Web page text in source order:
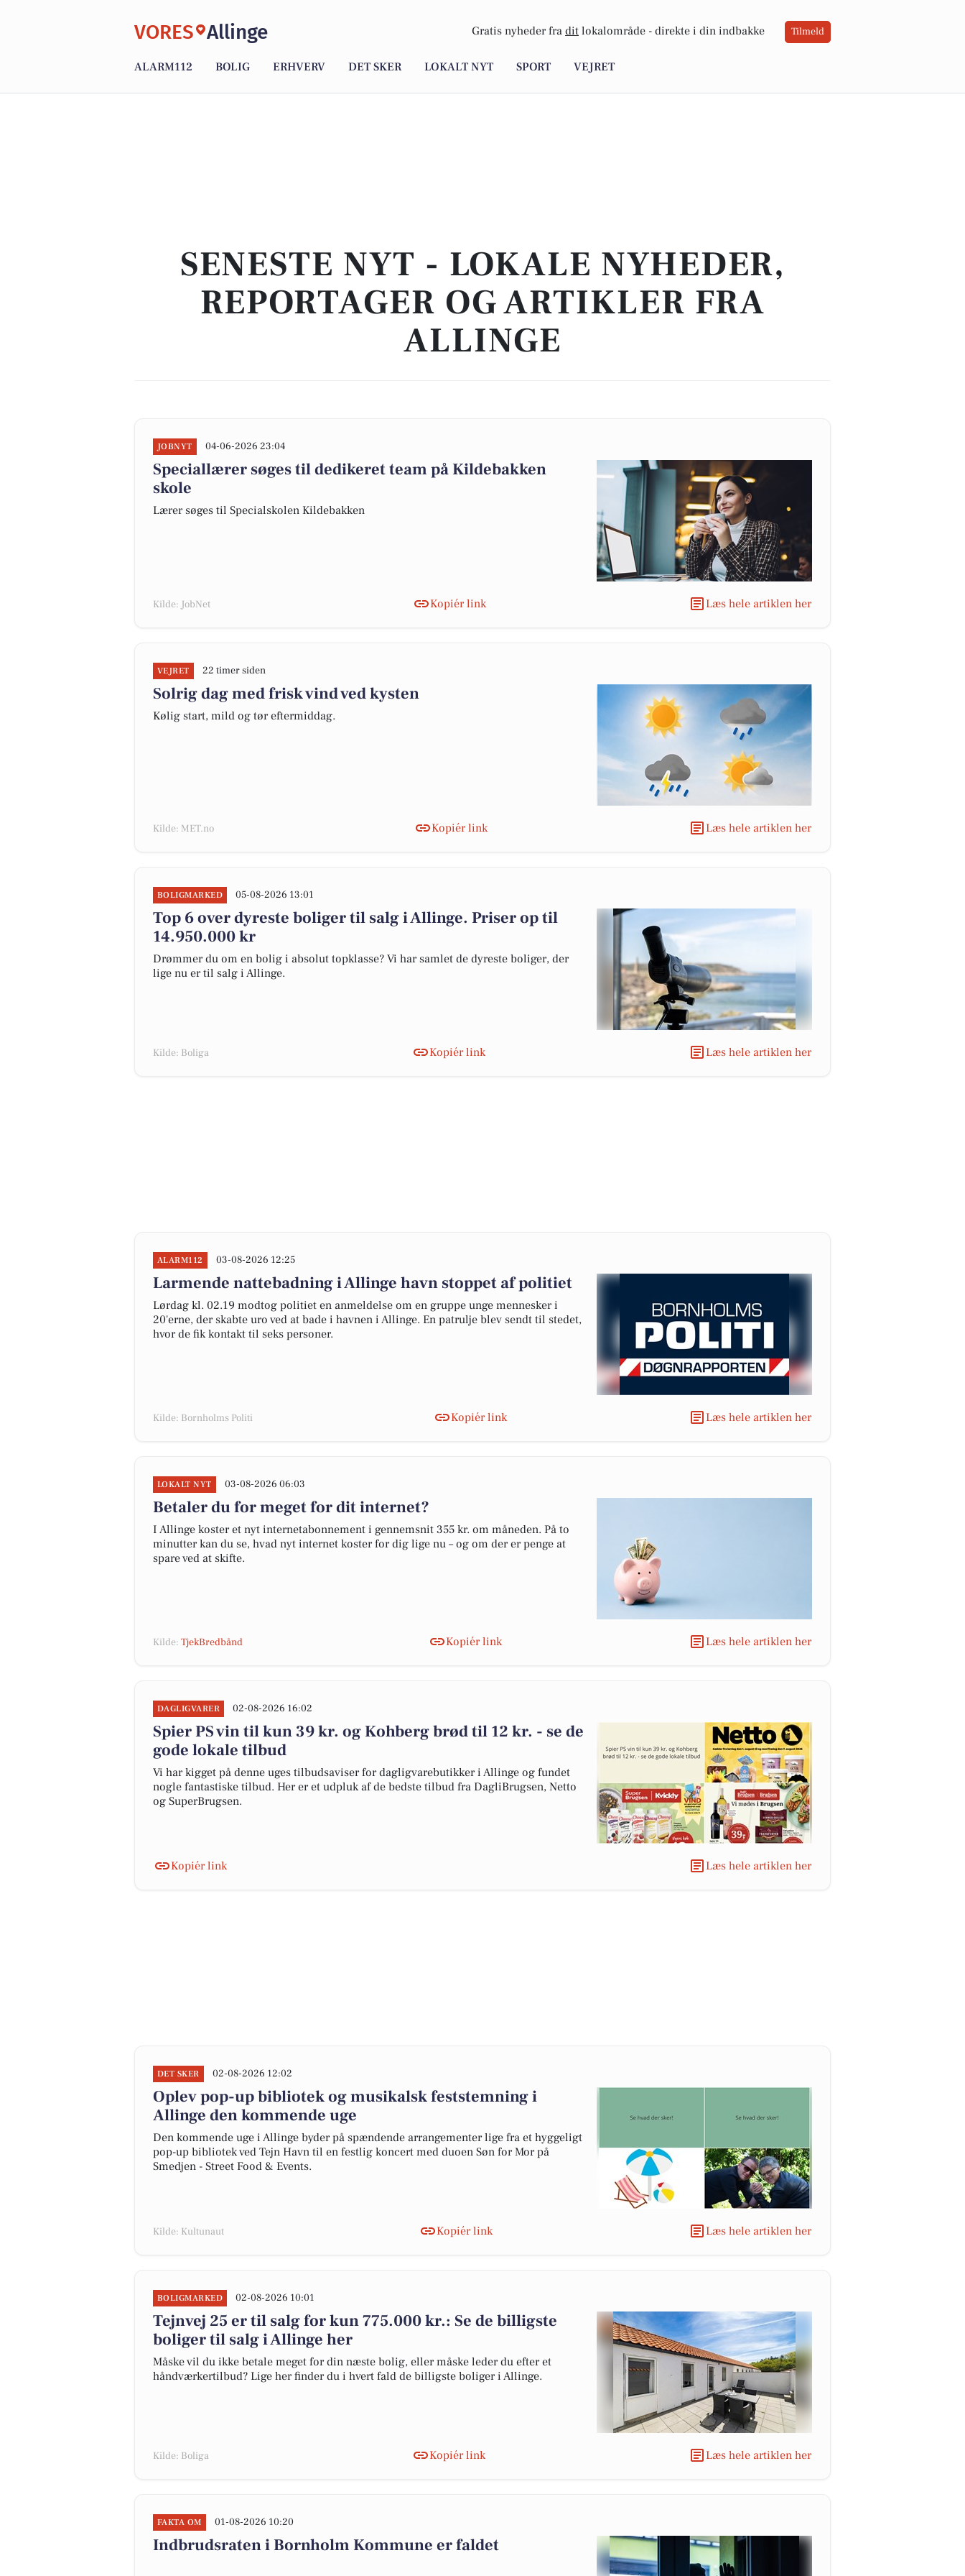
VORES Allinge Gratis nyheder fra dit lokalområde - direkte i din indbakke Tilmeld
ALARM112 BOLIG ERHVERV DET SKER LOKALT NYT SPORT VEJRET
SENESTE NYT - LOKALE NYHEDER,
REPORTAGER OG ARTIKLER FRA
ALLINGE
JOBNYT 04-06-2026 23:04
Speciallærer søges til dedikeret team på Kildebakken
skole
Lærer søges til Specialskolen Kildebakken
Kilde: JobNet Kopiér link Læs hele artiklen her
VEJRET 22 timer siden
Solrig dag med frisk vind ved kysten
Kølig start, mild og tør eftermiddag.
Kilde: MET.no Kopiér link Læs hele artiklen her
BOLIGMARKED 05-08-2026 13:01
Top 6 over dyreste boliger til salg i Allinge. Priser op til
14.950.000 kr
Drømmer du om en bolig i absolut topklasse? Vi har samlet de dyreste boliger, der
lige nu er til salg i Allinge.
Kilde: Boliga Kopiér link Læs hele artiklen her
ALARM112 03-08-2026 12:25
Larmende nattebadning i Allinge havn stoppet af politiet
Lørdag kl. 02.19 modtog politiet en anmeldelse om en gruppe unge mennesker i
20'erne, der skabte uro ved at bade i havnen i Allinge. En patrulje blev sendt til stedet,
hvor de fik kontakt til seks personer.
Kilde: Bornholms Politi Kopiér link Læs hele artiklen her
LOKALT NYT 03-08-2026 06:03
Betaler du for meget for dit internet?
I Allinge koster et nyt internetabonnement i gennemsnit 355 kr. om måneden. På to
minutter kan du se, hvad nyt internet koster for dig lige nu – og om der er penge at
spare ved at skifte.
Kilde: TjekBredbånd Kopiér link Læs hele artiklen her
DAGLIGVARER 02-08-2026 16:02
Spier PS vin til kun 39 kr. og Kohberg brød til 12 kr. - se de
gode lokale tilbud
Vi har kigget på denne uges tilbudsaviser for dagligvarebutikker i Allinge og fundet
nogle fantastiske tilbud. Her er et udpluk af de bedste tilbud fra DagliBrugsen, Netto
og SuperBrugsen.
Kopiér link Læs hele artiklen her
DET SKER 02-08-2026 12:02
Oplev pop-up bibliotek og musikalsk feststemning i
Allinge den kommende uge
Den kommende uge i Allinge byder på spændende arrangementer lige fra et hyggeligt
pop-up bibliotek ved Tejn Havn til en festlig koncert med duoen Søn for Mor på
Smedjen - Street Food & Events.
Kilde: Kultunaut Kopiér link Læs hele artiklen her
BOLIGMARKED 02-08-2026 10:01
Tejnvej 25 er til salg for kun 775.000 kr.: Se de billigste
boliger til salg i Allinge her
Måske vil du ikke betale meget for din næste bolig, eller måske leder du efter et
håndværkertilbud? Lige her finder du i hvert fald de billigste boliger i Allinge.
Kilde: Boliga Kopiér link Læs hele artiklen her
FAKTA OM 01-08-2026 10:20
Indbrudsraten i Bornholm Kommune er faldet